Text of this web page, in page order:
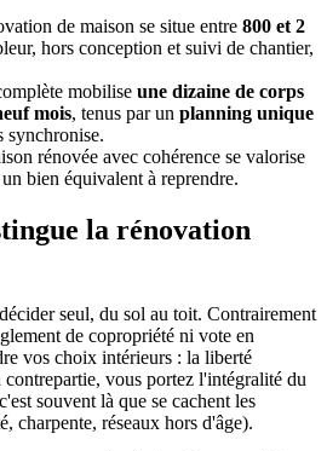
de maison se situe entre 800 et 2
hors conception et suivi de chantier,
mobilise une dizaine de corps
mois, tenus par un planning unique
synchronise.
rénovée avec cohérence se valorise
bien équivalent à reprendre.
la rénovation
seul, du sol au toit. Contrairement
de copropriété ni vote en
vos choix intérieurs : la liberté
contrepartie, vous portez l'intégralité du
souvent là que se cachent les
charpente, réseaux hors d'âge).